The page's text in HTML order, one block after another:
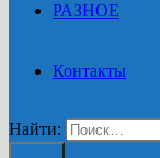
РАЗНОЕ
Контакты
Найти: